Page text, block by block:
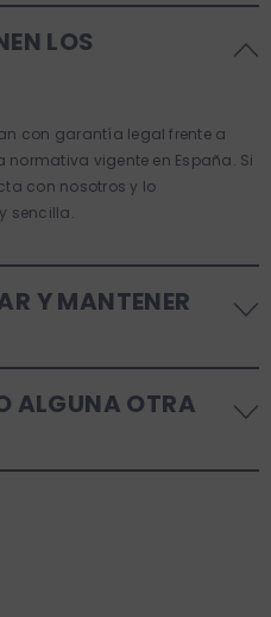
LOS
con garantía legal frente a
vigente en España. Si
con nosotros y lo
sencilla.
Y MANTENER
incluidas en cada
de repuestos originales
la calidad del café.
ALGUNA OTRA